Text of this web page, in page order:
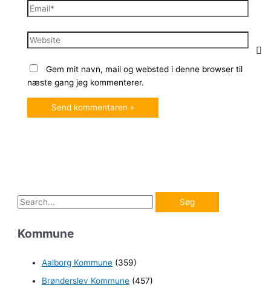
Email*
Website
Gem mit navn, mail og websted i denne browser til
næste gang jeg kommenterer.
S
g
Kommune
Aalborg Kommune (359)
Brønderslev Kommune (457)